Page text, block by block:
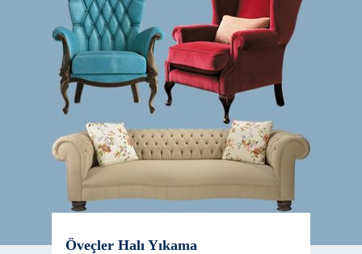
Öveçler Halı Yıkama